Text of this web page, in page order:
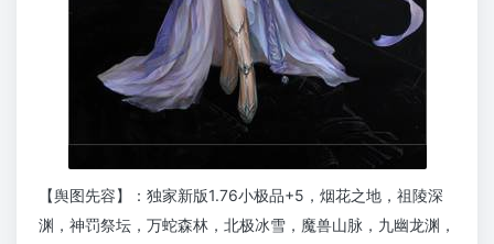
【舆图先容】：独家新版1.76小极品+5，烟花之地，祖陵深
渊，神罚祭坛，万蛇森林，北极冰雪，魔兽山脉，九幽龙渊，